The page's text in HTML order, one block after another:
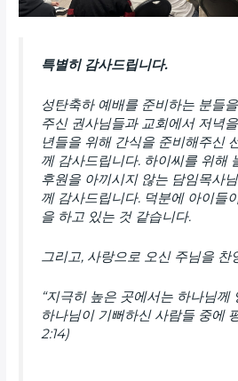
특별히 감사드립니다.
성탄축하 예배를 준비하는 분들
주신 권사님들과 교회에서 저녁
년들을 위해 간식을 준비해주신
께 감사드립니다. 하이씨를 위해
후원을 아끼시지 않는 담임목사
께 감사드립니다. 덕분에 아이들
을 하고 있는 것 같습니다.
그리고, 사랑으로 오신 주님을 찬
“지극히 높은 곳에서는 하나님께
하나님이 기뻐하신 사람들 중에
2:14)